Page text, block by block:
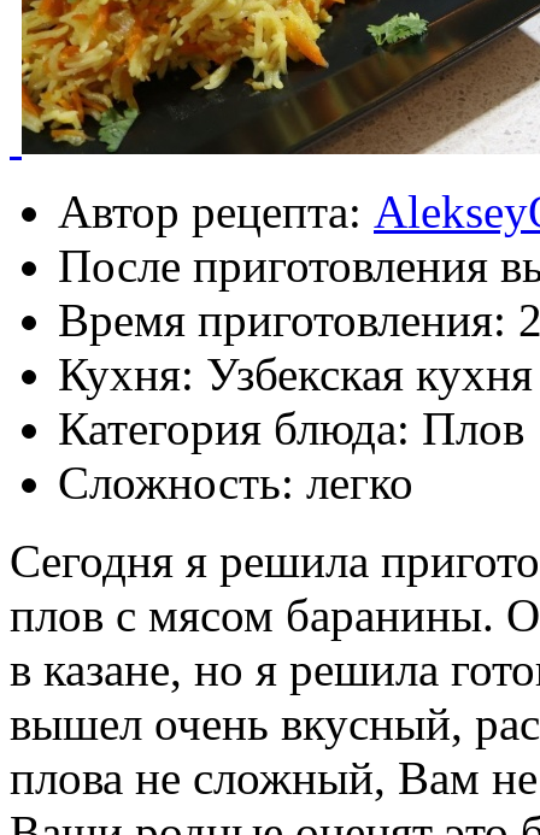
Автор рецепта:
После приготовления
Время приготовления:
Кухня: Узбекская кухня
Категория блюда: Плов
Сложность: легко
Сегодня я решила
плов с мясом баранины.
в казане, но я решила
вышел очень вкусный,
плова не сложный, Вам